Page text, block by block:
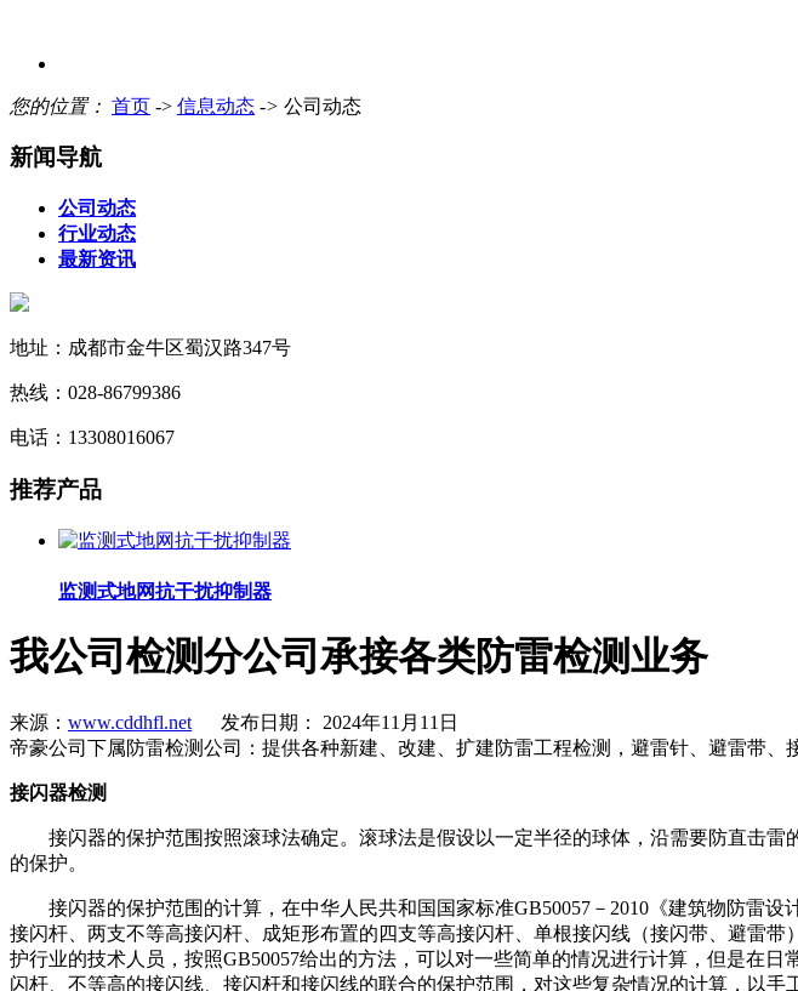
您的位置： 首页 -> 信息动态 -> 公司动态
新闻导航
公司动态
行业动态
最新资讯
地址：成都市金牛区蜀汉路347号
热线：028-86799386
电话：13308016067
推荐产品
监测式地网抗干扰抑制器
我公司检测分公司承接各类防雷检测业务
来源： www.cddhfl.net 发布日期： 2024年11月11日
帝豪公司下属防雷检测公司：提供各种新建、改建、扩建防雷工程检测，避雷针、避雷带、
接闪器检测
接闪器的保护范围按照滚球法确定。滚球法是假设以一定半径的球体，沿需要防直击
的保护。
接闪器的保护范围的计算，在中华人民共和国国家标准GB50057－2010《建筑物防雷
接闪杆、两支不等高接闪杆、成矩形布置的四支等高接闪杆、单根接闪线（接闪带、避雷
护行业的技术人员，按照GB50057给出的方法，可以对一些简单的情况进行计算，但是在
闪杆、不等高的接闪线、接闪杆和接闪线的联合的保护范围，对这些复杂情况的计算，以